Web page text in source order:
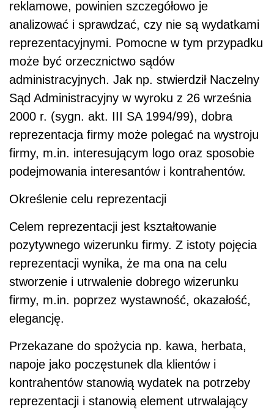
reklamowe, powinien szczegółowo je
analizować i sprawdzać, czy nie są wydatkami
reprezentacyjnymi. Pomocne w tym przypadku
może być orzecznictwo sądów
administracyjnych. Jak np. stwierdził Naczelny
Sąd Administracyjny w wyroku z 26 września
2000 r. (sygn. akt. III SA 1994/99), dobra
reprezentacja firmy może polegać na wystroju
firmy, m.in. interesującym logo oraz sposobie
podejmowania interesantów i kontrahentów.
Określenie celu reprezentacji
Celem reprezentacji jest kształtowanie
pozytywnego wizerunku firmy. Z istoty pojęcia
reprezentacji wynika, że ma ona na celu
stworzenie i utrwalenie dobrego wizerunku
firmy, m.in. poprzez wystawność, okazałość,
elegancję.
Przekazane do spożycia np. kawa, herbata,
napoje jako poczęstunek dla klientów i
kontrahentów stanowią wydatek na potrzeby
reprezentacji i stanowią element utrwalający